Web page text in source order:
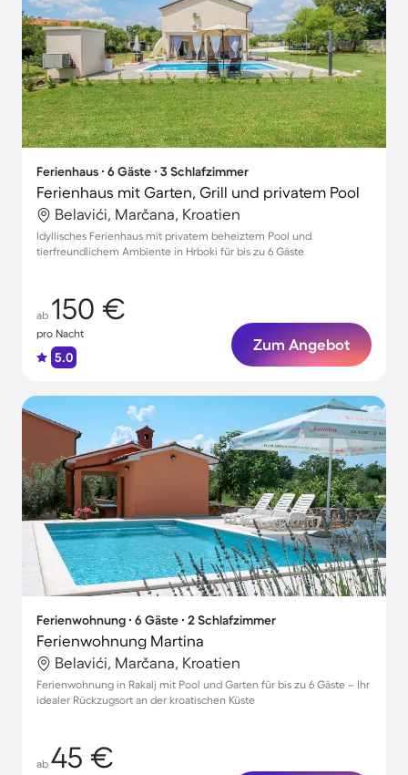
Ferienhaus ∙ 6 Gäste ∙ 3 Schlafzimmer
Ferienhaus mit Garten, Grill und privatem Pool
Belavići, Marčana, Kroatien
Idyllisches Ferienhaus mit privatem beheiztem Pool und
tierfreundlichem Ambiente in Hrboki für bis zu 6 Gäste
ab 150 €
pro Nacht
5.0
Zum Angebot
Ferienwohnung ∙ 6 Gäste ∙ 2 Schlafzimmer
Ferienwohnung Martina
Belavići, Marčana, Kroatien
Ferienwohnung in Rakalj mit Pool und Garten für bis zu 6 Gäste – Ihr
idealer Rückzugsort an der kroatischen Küste
ab 45 €